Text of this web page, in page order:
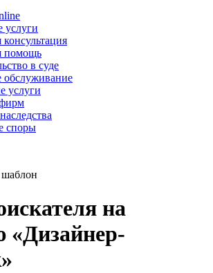
услуги
помощь
в суде
услуги
споры
шаблон
на
«Дизайнер-